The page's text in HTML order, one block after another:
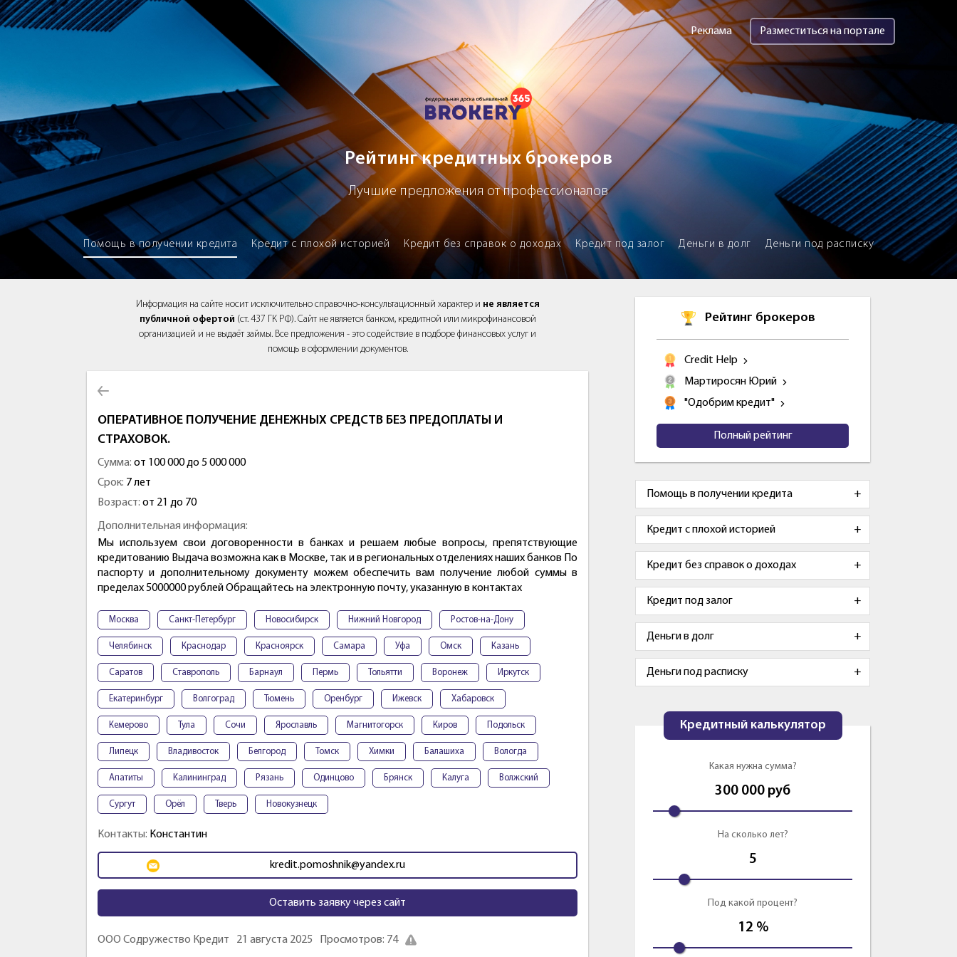
Brokery365 - Рейтинг кредитных брокеров
Реклама Разместиться на портале
Рейтинг кредитных брокеров
Лучшие предложения от профессионалов
Помощь в получении кредита Кредит с плохой историей Кредит без справок о доходах Кредит под залог Деньги в долг Деньги под расписку
Информация на сайте носит исключительно справочно-консультационный характер и не является
публичной офертой (ст. 437 ГК РФ). Сайт не является банком, кредитной или микрофинансовой
организацией и не выдаёт займы. Все предложения - это содействие в подборе финансовых услуг и
помощь в оформлении документов.
ОПЕРАТИВНОЕ ПОЛУЧЕНИЕ ДЕНЕЖНЫХ СРЕДСТВ БЕЗ ПРЕДОПЛАТЫ И
СТРАХОВОК.
Сумма: от 100 000 до 5 000 000
Срок: 7 лет
Возраст: от 21 до 70
Дополнительная информация:
Мы используем свои договоренности в банках и решаем любые вопросы, препятствующие
кредитованию Выдача возможна как в Москве, так и в региональных отделениях наших банков По
паспорту и дополнительному документу можем обеспечить вам получение любой суммы в
пределах 5000000 рублей Обращайтесь на электронную почту, указанную в контактах
Москва Санкт-Петербург Новосибирск Нижний Новгород Ростов-на-Дону
Челябинск Краснодар Красноярск Самара Уфа Омск Казань
Саратов Ставрополь Барнаул Пермь Тольятти Воронеж Иркутск
Екатеринбург Волгоград Тюмень Оренбург Ижевск Хабаровск
Кемерово Тула Сочи Ярославль Магнитогорск Киров Подольск
Липецк Владивосток Белгород Томск Химки Балашиха Вологда
Апатиты Калининград Рязань Одинцово Брянск Калуга Волжский
Сургут Орёл Тверь Новокузнецк
Контакты: Константин
kredit.pomoshnik@yandex.ru
Оставить заявку через сайт
ООО Содружество Кредит 21 августа 2025 Просмотров: 74
Рейтинг брокеров
Credit Help
Мартиросян Юрий
"Одобрим кредит"
Полный рейтинг
Помощь в получении кредита
Кредит с плохой историей
Кредит без справок о доходах
Кредит под залог
Деньги в долг
Деньги под расписку
Кредитный калькулятор
Какая нужна сумма?
300 000 руб
На сколько лет?
5
Под какой процент?
12 %